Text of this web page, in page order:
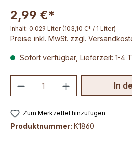
2,99 €*
Inhalt: 0.029 Liter (103,10 €* / 1 Liter)
Preise inkl. MwSt. zzgl.
Sofort verfügbar, Lieferzeit: 1-4
Produkt Anzahl: Gib
In
Zum Merkzettel hinzufügen
Produktnummer: K1860